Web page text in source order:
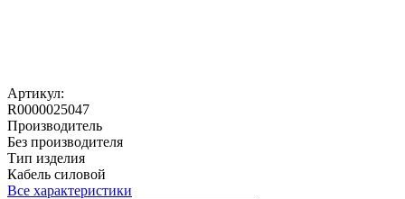
Артикул:
R0000025047
Производитель
Без производителя
Тип изделия
Кабель силовой
Все характеристики